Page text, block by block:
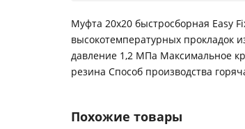
Муфта 20х20 быстросборная Easy
высокотемпературных прокладок
давление 1,2 МПа Максимальное
резина Способ производства
Похожие товары